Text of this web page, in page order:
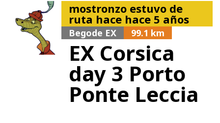
mostronzo estuvo de
ruta hace hace 5 años
Begode EX 99.1 km
EX Corsica
day 3 Porto
Ponte Leccia